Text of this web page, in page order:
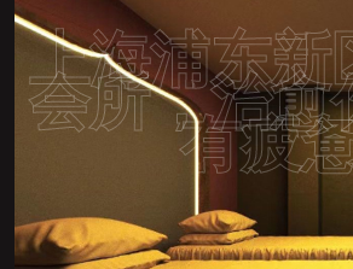
上海浦东新
会所，治愈
有疲